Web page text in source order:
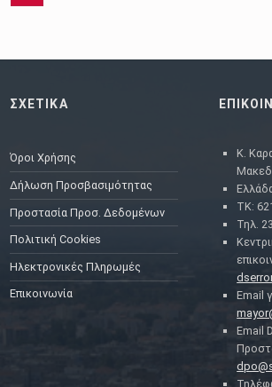
ΣΧΕΤΙΚΑ
Όροι Χρήσης
Δήλωση Προσβασιμότητας
Προστασία Προσ. Δεδομένων
Πολιτική Cookies
Ηλεκτρονικές Πληρωμές
Επικοινωνία
Κ.
ΤΚ:
Τηλ.
Email
Email